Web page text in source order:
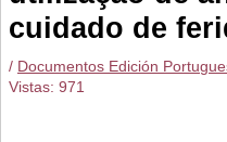
cuidado de
/ Documentos Edición
Vistas: 971